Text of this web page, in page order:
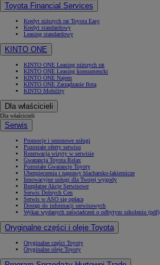
Toyota Financial Services
Kredyt niższych rat Toyota Easy
Kredyt standardowy
Leasing standardowy
KINTO ONE
KINTO ONE Leasing niższych rat
KINTO ONE Leasing konsumencki
KINTO ONE Najem
KINTO ONE Zarządzanie flotą
KINTO Mobility
Dla właścicieli
Dla właścicieli
Serwis
Promocje i sezonowe usługi
Pozostałe oferty serwisu
Rezerwacja wizyty w serwisie
Gwarancja Toyota Relax
Pozostałe Gwarancje Toyoty
Ubezpieczenia i naprawy blacharsko-lakiernicze
Innowacyjne usługi dla Twojej wygody
Bezpłatne Akcje Serwisowe
Serwis Dobrych Cen
Serwis w ASO się opłaca
Dostęp do informacji serwisowych
Wykaz wydanych zaświadczeń o odbytym szkoleniu (pdf)
Oryginalne części i oleje Toyota
Oryginalne części Toyoty
Oryginalne oleje Toyoty